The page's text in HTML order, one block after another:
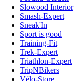
Slowood Interior
Smash-Expert
Sneak'In
Sport is good
Training-Fit
Trek-Expert
Triathlon-Expert
TripNBikers